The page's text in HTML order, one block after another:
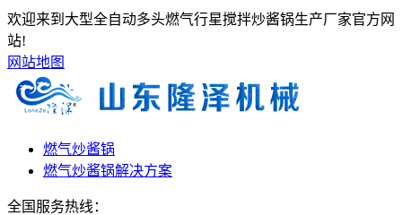
欢迎来到大型全自动多头燃气行星搅拌炒酱锅生产厂家官方网
站!
网站地图
燃气炒酱锅
燃气炒酱锅解决方案
全国服务热线：